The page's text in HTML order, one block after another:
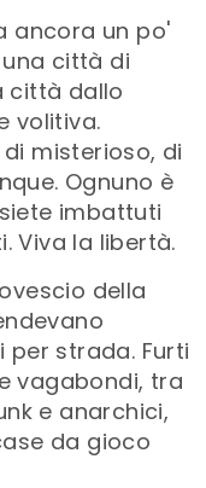
ancora un po'
città di
città dallo
volitiva.
misterioso, di
Ognuno è
imbattuti
Viva la libertà.
della
strada. Furti
vagabondi, tra
e anarchici,
da gioco